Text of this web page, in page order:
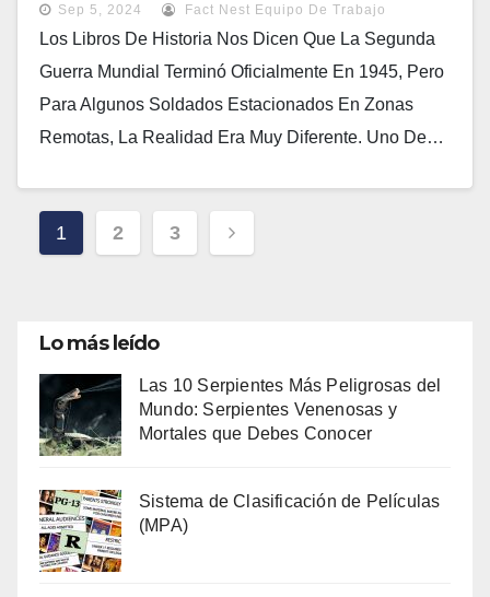
Sep 5, 2024 Fact Nest Equipo De Trabajo
Los Libros De Historia Nos Dicen Que La Segunda
Guerra Mundial Terminó Oficialmente En 1945, Pero
Para Algunos Soldados Estacionados En Zonas
Remotas, La Realidad Era Muy Diferente. Uno De…
Paginación
De
1 2 3
Lo más leído
Las 10 Serpientes Más Peligrosas del
Mundo: Serpientes Venenosas y
Mortales que Debes Conocer
Sistema de Clasificación de Películas
(MPA)